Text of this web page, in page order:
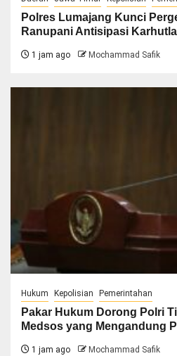
Polres Lumajang Kunci
Ranupani Antisipasi
1 jam ago Mochammad Safik
Hukum Kepolisian Pemerintahan
Pakar Hukum Dorong Polri
Medsos yang Mengandung
1 jam ago Mochammad Safik